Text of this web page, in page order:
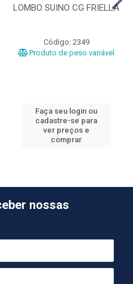
LOMBO SUINO CG FRIELLA
Código: 2349
Produto de peso variável
Faça seu login ou
cadastre-se para
ver preços e
comprar
nossas